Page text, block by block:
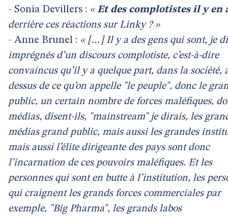
- Sonia Devillers : «Et des complotistes il y en
derrière ces réactions sur Linky ? »
- Anne Brunel : « […] Il y a des gens qui sont, je
imprégnés d’un discours complotiste, c’est-à-dire
convaincus qu’il y a quelque part, dans la société,
dessus de ce qu’on appelle "le peuple", donc le
public, un certain nombre de forces maléfiques,
médias, disent-ils, "mainstream" je dirais, les
médias grand public, mais aussi les grandes
mais aussi l’élite dirigeante des pays sont donc
l’incarnation de ces pouvoirs maléfiques. Et les
personnes qui sont en butte à l’institution, les
qui craignent les grands forces commerciales par
exemple, "Big Pharma", les grands labos